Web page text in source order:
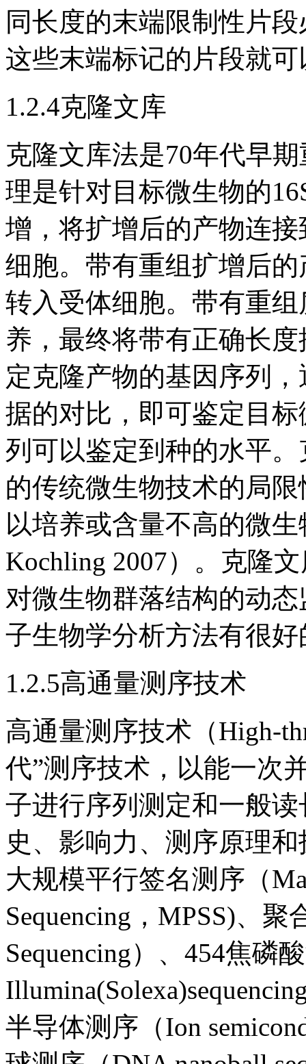
同长度的末端限制性片
这些末端标记的片段就
1.2.4克隆文库
克隆文库法是70年代早
理是针对目标微生物的
增，将扩增后的产物连
细胞。带有重组扩增后
转入受体细胞。带有重
养，最终将带有正确长
定克隆产物的基因序列
据的对比，即可鉴定目
列可以鉴定到种的水平
的传统微生物技术的局
以培养或含量不高的微生
Kochling 2007）。克隆
对微生物群落结构的动
子生物学分析方法有很
1.2.5高通量测序技术
高通量测序技术（High-
代”测序技术，以能一次
子进行序列测定和一般
史、影响力、测序原理
大规模平行签名测序（
Sequencing，MPSS)、
Sequencing）、454焦磷
半导体测序（Ion